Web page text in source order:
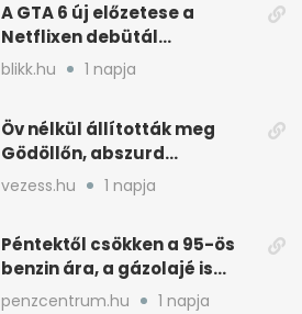
A GTA 6 új előzetese a
Netflixen debütál
augusztus 27-én
blikk.hu 1 napja
Öv nélkül állították meg
Gödöllőn, abszurd
fordulatok jöttek
vezess.hu 1 napja
Péntektől csökken a 95-ös
benzin ára, a gázolajé is
mérséklődik
penzcentrum.hu 1 napja